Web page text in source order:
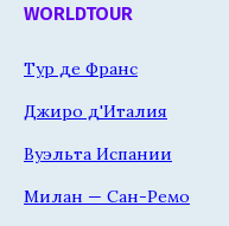
WORLDTOUR
Тур де Франс
Джиро д'Италия
Вуэльта Испании
Милан — Сан-Ремо